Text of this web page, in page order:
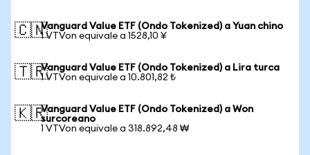
🇨🇳Vanguard Value ETF (Ondo Tokenized) a Yuan chino
1 VTVon equivale a 1528,10 ¥
🇹🇷Vanguard Value ETF (Ondo Tokenized) a Lira turca
1 VTVon equivale a 10.801,82 ₺
🇰🇷Vanguard Value ETF (Ondo Tokenized) a Won
surcoreano
1 VTVon equivale a 318.892,48 ₩